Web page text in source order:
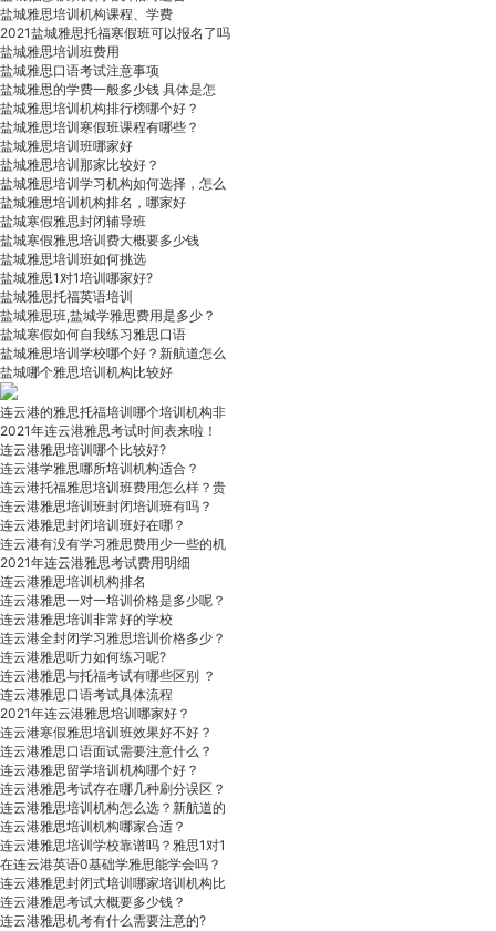
盐城雅思培训机构课程、学费
2021盐城雅思托福寒假班可以报名了吗
盐城雅思培训班费用
盐城雅思口语考试注意事项
盐城雅思的学费一般多少钱 具体是怎
盐城雅思培训机构排行榜哪个好？
盐城雅思培训寒假班课程有哪些？
盐城雅思培训班哪家好
盐城雅思培训那家比较好？
盐城雅思培训学习机构如何选择，怎么
盐城雅思培训机构排名，哪家好
盐城寒假雅思封闭辅导班
盐城寒假雅思培训费大概要多少钱
盐城雅思培训班如何挑选
盐城雅思1对1培训哪家好?
盐城雅思托福英语培训
盐城雅思班,盐城学雅思费用是多少？
盐城寒假如何自我练习雅思口语
盐城雅思培训学校哪个好？新航道怎么
盐城哪个雅思培训机构比较好
连云港的雅思托福培训哪个培训机构非
2021年连云港雅思考试时间表来啦！
连云港雅思培训哪个比较好?
连云港学雅思哪所培训机构适合？
连云港托福雅思培训班费用怎么样？贵
连云港雅思培训班封闭培训班有吗？
连云港雅思封闭培训班好在哪？
连云港有没有学习雅思费用少一些的机
2021年连云港雅思考试费用明细
连云港雅思培训机构排名
连云港雅思一对一培训价格是多少呢？
连云港雅思培训非常好的学校
连云港全封闭学习雅思培训价格多少？
连云港雅思听力如何练习呢?
连云港雅思与托福考试有哪些区别 ？
连云港雅思口语考试具体流程
2021年连云港雅思培训哪家好？
连云港寒假雅思培训班效果好不好？
连云港雅思口语面试需要注意什么？
连云港雅思留学培训机构哪个好？
连云港雅思考试存在哪几种刷分误区？
连云港雅思培训机构怎么选？新航道的
连云港雅思培训机构哪家合适？
连云港雅思培训学校靠谱吗？雅思1对1
在连云港英语0基础学雅思能学会吗？
连云港雅思封闭式培训哪家培训机构比
连云港雅思考试大概要多少钱？
连云港雅思机考有什么需要注意的?